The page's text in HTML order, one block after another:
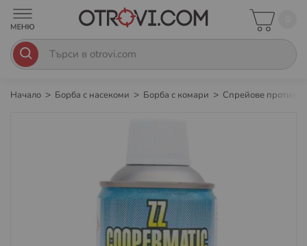
Начало Борба с насекоми Борба с комари Спрейове против